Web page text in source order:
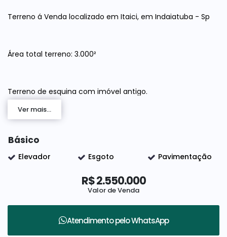
Terreno á Venda localizado em Itaici, em Indaiatuba - Sp
Área total terreno: 3.000²
Terreno de esquina com imóvel antigo.
estamos á disposição para atende-lo!
Ver mais...
Básico
Elevador Esgoto Pavimentação
R$2.550.000
Valor de Venda
Atendimento peloWhatsApp